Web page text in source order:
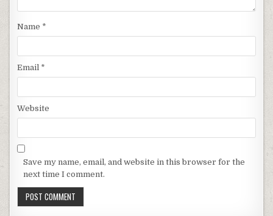
Name *
Email *
Website
Save my name, email, and website in this browser for the
next time I comment.